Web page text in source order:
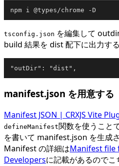
tsconfig.json を編集して
build 結果を dist 配下に出力する
manifest.json を用意する
Manifest JSON | CRXJS Vite
defineManifest関数を使うこと
を書いて manifest.json を生成
Manifest の詳細はManifest file
Developersに記載があるのでこ